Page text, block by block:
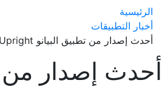
الرئيسية
أخبار التطبيقات
أحدث إصدار من تطبيق البيانو Pure Upright لأنظمة الآيفون
أحدث إصدار